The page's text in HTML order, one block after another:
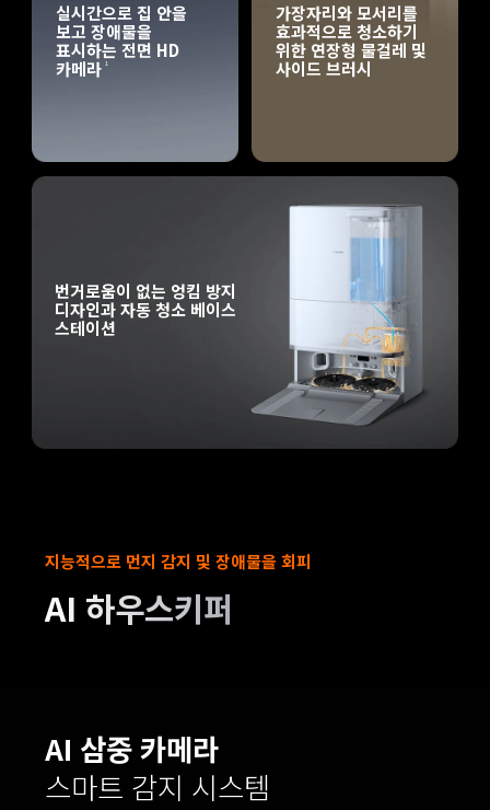
실시간으로 집 안을
보고 장애물을
표시하는 전면 HD
카메라 1
가장자리와 모서리를
효과적으로 청소하기
위한 연장형 물걸레 및
사이드 브러시
번거로움이 없는 엉킴 방지
디자인과 자동 청소 베이스
스테이션
지능적으로 먼지 감지 및 장애물을 회피
AI 하우스키퍼
AI 삼중 카메라
스마트 감지 시스템